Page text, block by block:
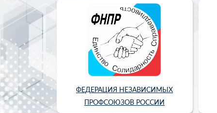
ФЕДЕРАЦИЯ НЕЗАВИСИМЫХ
ПРОФСОЮЗОВ РОССИИ